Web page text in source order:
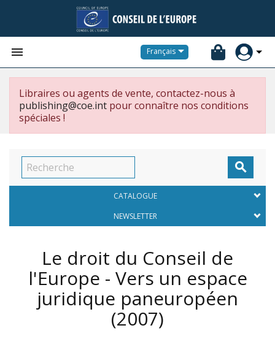
 Français
Libraires ou agents de vente, contactez-nous à
publishing@coe.int pour connaître nos conditions
spéciales !

CATALOGUE
NEWSLETTER
Le droit du Conseil de
l'Europe - Vers un espace
juridique paneuropéen
(2007)